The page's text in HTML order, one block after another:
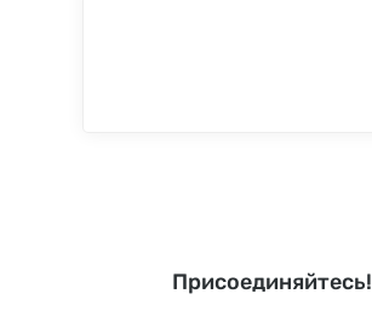
Присоединяйтесь!